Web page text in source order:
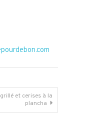
et cerises à la
plancha